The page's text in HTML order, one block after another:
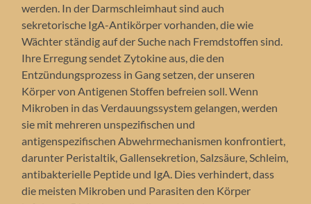
werden. In der Darmschleimhaut sind auch
sekretorische IgA-Antikörper vorhanden, die wie
Wächter ständig auf der Suche nach Fremdstoffen sind.
Ihre Erregung sendet Zytokine aus, die den
Entzündungsprozess in Gang setzen, der unseren
Körper von Antigenen Stoffen befreien soll. Wenn
Mikroben in das Verdauungssystem gelangen, werden
sie mit mehreren unspezifischen und
antigenspezifischen Abwehrmechanismen konfrontiert,
darunter Peristaltik, Gallensekretion, Salzsäure, Schleim,
antibakterielle Peptide und IgA. Dies verhindert, dass
die meisten Mikroben und Parasiten den Körper